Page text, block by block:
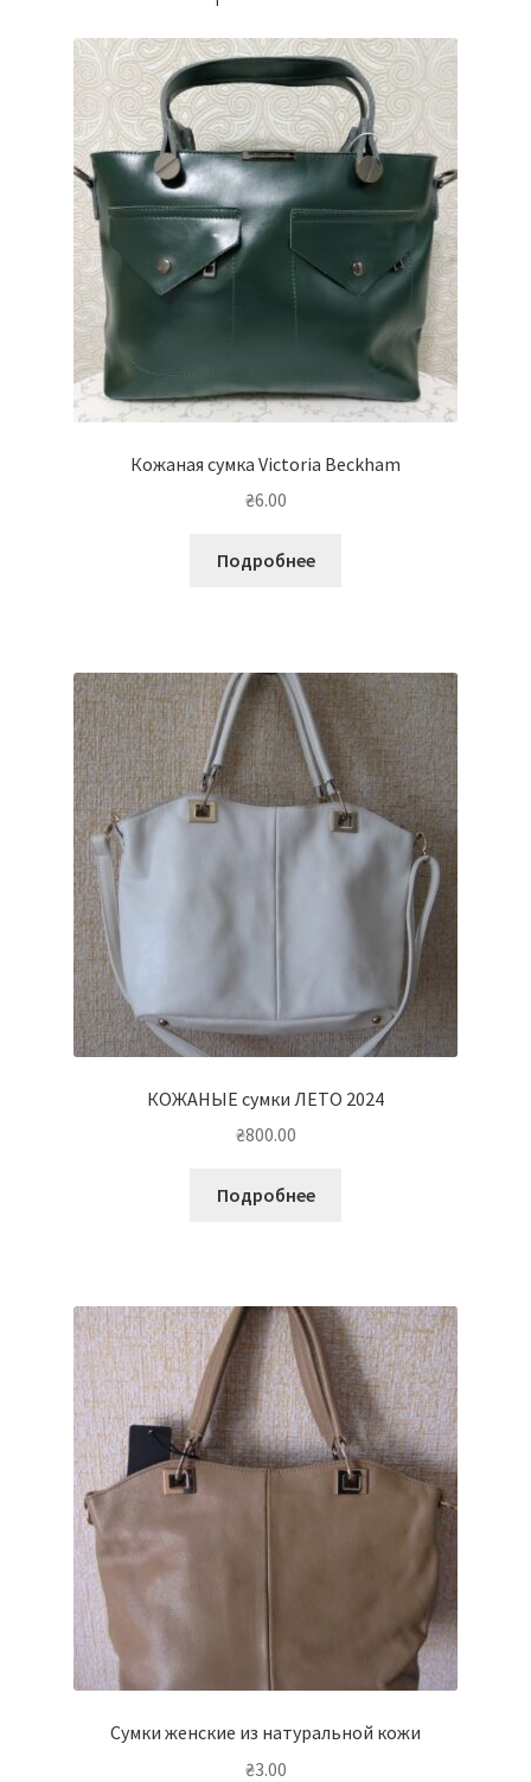
Кожаная сумка Victoria Beckham
₴6.00
Подробнее
КОЖАНЫЕ сумки ЛЕТО 2024
₴800.00
Подробнее
Сумки женские из натуральной кожи
₴3.00